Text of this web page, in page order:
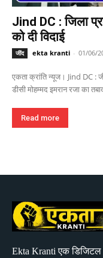
Jind DC : जिला
को दी विदाई
जींद ekta kranti - 01/06/
एकता क्रांति न्यूज। Jind DC :
डीसी मोहम्मद इमरान रजा का
Read more
Ekta Kranti एक डिजिटल